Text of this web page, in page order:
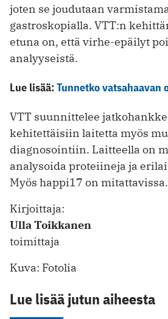
joten se joudutaan
gastroskopialla. VTT:n
etuna on, että virhe-epäilyt
analyyseistä.
Lue lisää:Tunnetko vatsahaavan
VTT suunnittelee
kehitettäisiin laitetta myös
diagnosointiin. Laitteella on
analysoida proteiineja ja
Myös happi17 on mitattavissa.
Kirjoittaja:
Ulla Toikkanen
toimittaja
Kuva: Fotolia
Lue lisää jutun aiheesta